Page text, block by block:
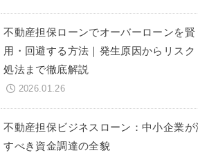
不動産担保ローンでオーバーローンを賢
用・回避する方法｜発生原因からリスク
処法まで徹底解説
2026.01.26
不動産担保ビジネスローン：中小企業が
すべき資金調達の全貌